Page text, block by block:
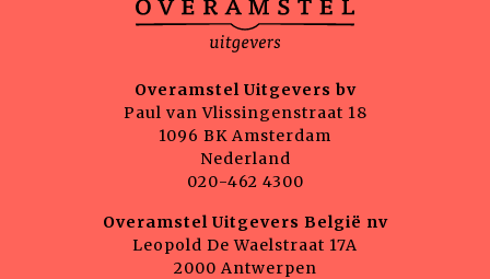
Overamstel Uitgevers bv
Paul van Vlissingenstraat 18
1096 BK Amsterdam
Nederland
020-462 4300
Overamstel Uitgevers België nv
Leopold De Waelstraat 17A
2000 Antwerpen